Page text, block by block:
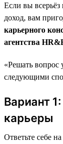
Если вы
доход, вам
карьерного
агентства
«Решать вопрос
следующими
Вариант
карьеры
Ответьте себе